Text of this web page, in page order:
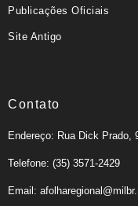
Publicações Oficiais
Site Antigo
Contato
Endereço: Rua Dick Prado,
Telefone: (35) 3571-2429
Email: